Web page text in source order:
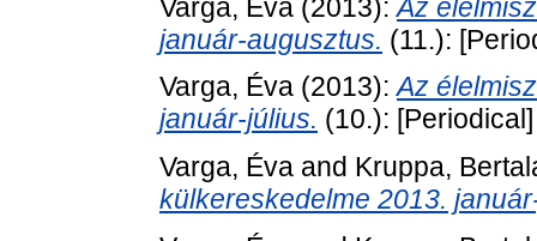
Varga, Éva (2013):Az
január-augusztus. (11.):
Varga, Éva (2013):Az
január-július. (10.): [Periodical]
Varga, Éva and Kruppa,
külkereskedelme 2013.